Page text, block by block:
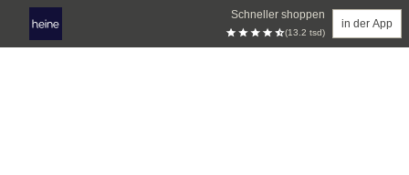
Schneller shoppen
(13.2 tsd)
in der App